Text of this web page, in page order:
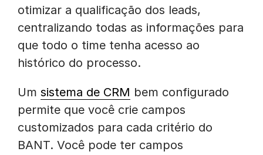
otimizar a qualificação dos leads,
centralizando todas as informações para
que todo o time tenha acesso ao
histórico do processo.
Um sistema de CRM bem configurado
permite que você crie campos
customizados para cada critério do
BANT. Você pode ter campos